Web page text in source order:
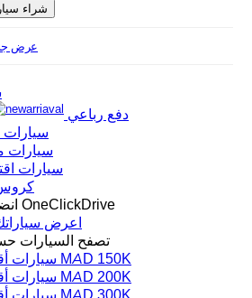
شراء
عرض
دفع رباعي
سيارات
سيارات
سيارات
انضم إلى منصة OneClickDrive
اعرض
تصفح السيارات
سيارات أقل من MAD 150K
سيارات أقل من MAD 200K
سيارات أقل من MAD 300K